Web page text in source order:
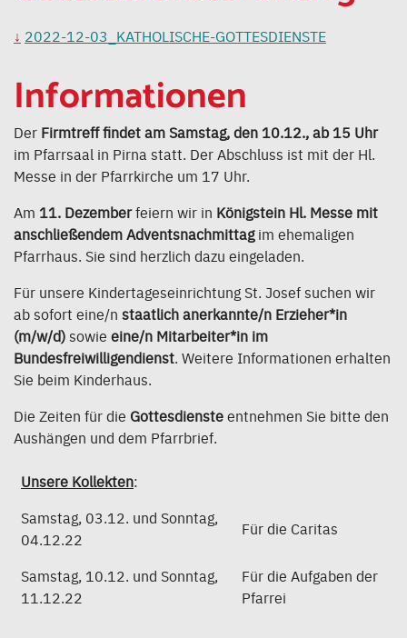
2022-12-03_KATHOLISCHE-GOTTESDIENSTE
Informationen
Der Firmtreff findet am Samstag, den 10.12., ab 15 Uhr
im Pfarrsaal in Pirna statt. Der Abschluss ist mit der Hl.
Messe in der Pfarrkirche um 17 Uhr.
Am 11. Dezemberfeiern wir in Königstein Hl. Messe mit
anschließendem Adventsnachmittagim ehemaligen
Pfarrhaus. Sie sind herzlich dazu eingeladen.
Für unsere Kindertageseinrichtung St. Josef suchen wir
ab sofort eine/n staatlich anerkannte/n Erzieher*in
(m/w/d)sowie eine/n Mitarbeiter*in im
Bundesfreiwilligendienst. Weitere Informationen erhalten
Sie beim Kinderhaus.
Die Zeiten für die Gottesdiensteentnehmen Sie bitte den
Aushängen und dem Pfarrbrief.
Unsere Kollekten:
Samstag, 03.12. und Sonntag,
04.12.22
Für die Caritas
Samstag, 10.12. und Sonntag,
11.12.22
Für die Aufgaben der
Pfarrei